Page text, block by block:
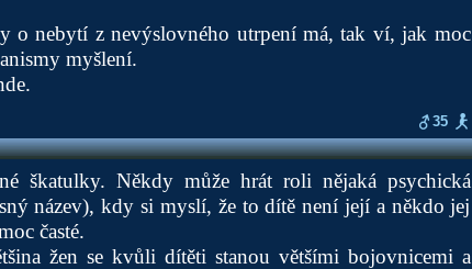
o nebytí z nevýslovného utrpení má, tak ví, jak moc
myšlení.
35
škatulky. Někdy může hrát roli nějaká psychická
název), kdy si myslí, že to dítě není její a někdo jej
časté.
žen se kvůli dítěti stanou většími bojovnicemi a